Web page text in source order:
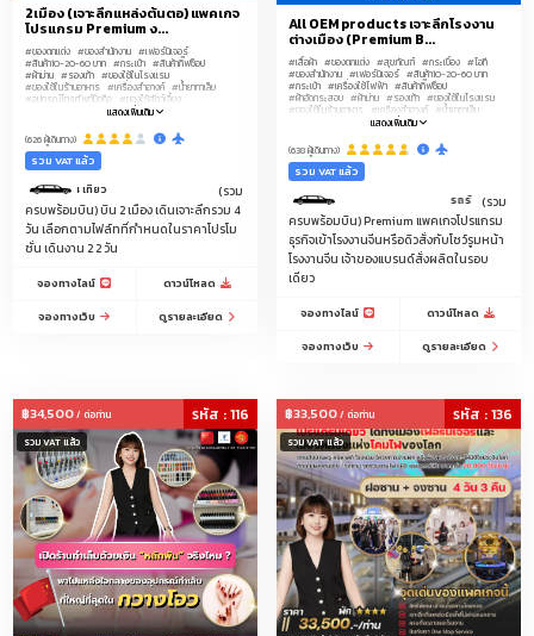
โกดังลับARTTOY (ขายถูกกว่าช้อป)
เพชรแท้+เพชรแล๊บ-เพชรLAB-CVD-เพชรโมซาไนต์-โมอีส+เพชรจิว
สิ่งทอสำหรับใช้ในบ้าน พรมและผ้าทอ เสื้อผ้าผู้ชายและผู้หญิง ชุดชั้นใน ชุดกีฬาและ
ชุดลำลอง ขนสัตว์ หนัง ขนเป็ดและผลิตภัณฑ์ที่เกี่ยวข้อง เครื่องประดับและอุปกรณ์
ตกแต่งแฟชั่น วัตถุดิบและผ้าสิ่งทอ รองเท้า กระเป๋าและกระเป๋า อาหาร
ผลิตภัณฑ์กีฬา การเดินทางและสันทนาการ ยา ผลิตภัณฑ์เพื่อสุขภาพและอุปกรณ์
การแพทย์ ผลิตภัณฑ์และอาหารสำหรับสัตว์เลี้ยง เครื่องใช้ในห้องน้ำ ผลิตภัณฑ์ดูแล
ส่วนบุคคล เครื่องใช้สำนักงาน ของเล่น เสื้อผ้าเด็ก ผลิตภัณฑ์สำหรับเด็ก ทารกและ
เซรามิกทั่วไป, ของใช้ในครัวเรือน, เครื่องครัวและเครื่องใช้บนโต๊ะอาหาร, ผลิตภัณฑ์
ทอผ้า, หวายและเหล็ก, ผลิตภัณฑ์จัดสวน, ของตกแต่งบ้าน
นาฬิกา, นาฬิกาข้อมือและเครื่องมือออปติก, วัสดุก่อสร้างและตกแต่ง, อุปกรณ์
สุขภัณฑ์และห้องน้ำ, เฟอร์นิเจอร์
สินค้าอิเล็กทรอนิกส์สำหรับผู้บริโภคและข้อมูล, เครื่องใช้ไฟฟ้าในครัวเรือน, ชิ้นส่วน
อะไหล่, อุปกรณ์แสงสว่าง, ผลิตภัณฑ์อิเล็กทรอนิกส์และไฟฟ้า, ฮาร์ดแวร์, เครื่อง
เสื้อผ้าK-Fashion โอปป้า เครื่องครัวพลาสติก ของตกแต่งบ้าน
เครื่องสำอาง-สกินแคร์
2เมือง (เจาะลึกแหล่งต้นตอ) แพคเกจ
โปรแกรม Premium ง...
#ของตกแต่ง #ของสำนักงาน #เฟอร์นิเจอร์
#สินค้า10-20-60 บาท #กระเป๋า #สินค้ากิ๊ฟช็อป
#ผ้าม่าน #รองเท้า #ของใช้ในโรงแรม
#ของใช้ในร้านอาหาร #เครื่องสำอางค์ #น้ำยาทาเล็บ
#อุปกรณ์โทรศัพท์มือถือ #ของใช้สัตว์เลี้ยง
#อุปกรณ์เสริมความงาม
#แพคเกจจิ้ง
#โซล่าเซลล์ #อุปกรณ์แคมปิ้ง
#อุปกรณ์แต่งร้าน-ราวแขวน-หุ่น--ป้ายtagแบรนด์เสื้อผ้า-
แพคเกจจิ้ง-ถุง
#ผ้าม้วน #ทัวร์ดูงานสัมมนาที่จีน
#รับจัดโปรแกรมดูตลาดโรงงานจีนเริ่ม2-50ท่าน
แสดงเพิ่มเติม
(626 ผู้เดินทาง)
รวม VAT แล้ว
มือง รวม 4 เที่ยว
(รวม
ครบพร้อมบิน) บิน 2 เมือง เดินเจาะลึกรวม 4
วัน เลือกตามไฟล์ทที่กำหนดในราคาโปรโม
ชั่น เดินงาน 2 2 วัน
จองทางไลน์
ดาวน์โหลด
จองทางเว็บ
ดูรายละเอียด
All OEM products เจาะลึกโรงงาน
ต่างเมือง (Premium B...
#เสื้อผ้า #ของตกแต่ง #สุขภัณฑ์ #กระเบื้อง #ไอที
#ของสำนักงาน #เฟอร์นิเจอร์ #สินค้า10-20-60 บาท
#กระเป๋า #เครื่องใช้ไฟฟ้า #สินค้ากิ๊ฟช็อป
#ผ้าอัดกระสอบ #ผ้าม่าน #รองเท้า #ของใช้ในโรงแรม
#ของใช้ในร้านอาหาร
#เครื่องสำอางค์ #น้ำยาทาเล็บ
#อุปกรณ์โทรศัพท์มือถือ
#เครื่องประดับ
#ชุดชั้นในชายหญิงและเด็ก
#แพคเกจจิ้ง
#โซล่าเซลล์ #โทรศัพท์มือถือ
#คอมพิวเตอร์ #อุปกรณ์แคมปิ้ง
#อุปกรณ์แต่งร้าน-ราวแขวน-หุ่น--ป้ายtagแบรนด์เสื้อผ้า-
แพคเกจจิ้ง-ถุง
#ผ้าม้วน #ทัวร์ดูงานสัมมนาที่จีน
#รับจัดโปรแกรมดูตลาดโรงงานจีนเริ่ม2-50ท่าน
แสดงเพิ่มเติม
(638 ผู้เดินทาง)
รวม VAT แล้ว
รถรับส่งระหว่างวั
(รวม
ครบพร้อมบิน) Premium แพคเกจโปรแกรม
ธุรกิจเข้าโรงงานจีนหรือดิวสั่งกับโชว์รูมหน้า
โรงงานจีน เจ้าของแบรนด์สั่งผลิตในรอบ
เดียว
จองทางไลน์
ดาวน์โหลด
จองทางเว็บ
ดูรายละเอียด
฿34,500/ ต่อท่าน
รวม VAT แล้ว
รหัส : 116 ฿33,500/ ต่อท่าน
รวม VAT แล้ว
รหัส : 136